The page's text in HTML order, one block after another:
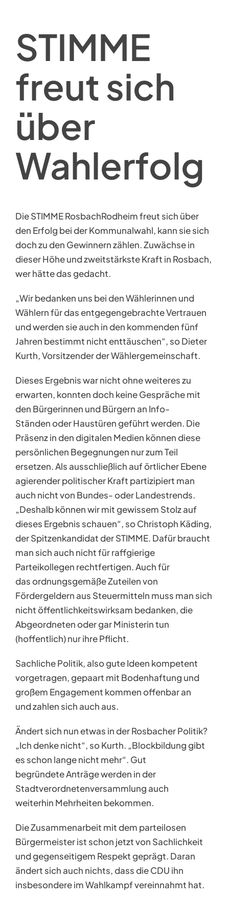
STIMME
freut sich
über
Wahlerfolg
Die STIMME RosbachRodheim freut sich über
den Erfolg bei der Kommunalwahl, kann sie sich
doch zu den Gewinnern zählen. Zuwächse in
dieser Höhe und zweitstärkste Kraft in Rosbach,
wer hätte das gedacht.
„Wir bedanken uns bei den Wählerinnen und
Wählern für das entgegengebrachte Vertrauen
und werden sie auch in den kommenden fünf
Jahren bestimmt nicht enttäuschen“, so Dieter
Kurth, Vorsitzender der Wählergemeinschaft.
Dieses Ergebnis war nicht ohne weiteres zu
erwarten, konnten doch keine Gespräche mit
den Bürgerinnen und Bürgern an Info-
Ständen oder Haustüren geführt werden. Die
Präsenz in den digitalen Medien können diese
persönlichen Begegnungen nur zum Teil
ersetzen. Als ausschließlich auf örtlicher Ebene
agierender politischer Kraft partizipiert man
auch nicht von Bundes- oder Landestrends.
„Deshalb können wir mit gewissem Stolz auf
dieses Ergebnis schauen“, so Christoph Käding,
der Spitzenkandidat der STIMME. Dafür braucht
man sich auch nicht für raffgierige
Parteikollegen rechtfertigen. Auch für
das ordnungsgemäße Zuteilen von
Fördergeldern aus Steuermitteln muss man sich
nicht öffentlichkeitswirksam bedanken, die
Abgeordneten oder gar Ministerin tun
(hoffentlich) nur ihre Pflicht.
Sachliche Politik, also gute Ideen kompetent
vorgetragen, gepaart mit Bodenhaftung und
großem Engagement kommen offenbar an
und zahlen sich auch aus.
Ändert sich nun etwas in der Rosbacher Politik?
„Ich denke nicht“, so Kurth. „Blockbildung gibt
es schon lange nicht mehr“. Gut
begründete Anträge werden in der
Stadtverordnetenversammlung auch
weiterhin Mehrheiten bekommen.
Die Zusammenarbeit mit dem parteilosen
Bürgermeister ist schon jetzt von Sachlichkeit
und gegenseitigem Respekt geprägt. Daran
ändert sich auch nichts, dass die CDU ihn
insbesondere im Wahlkampf vereinnahmt hat.